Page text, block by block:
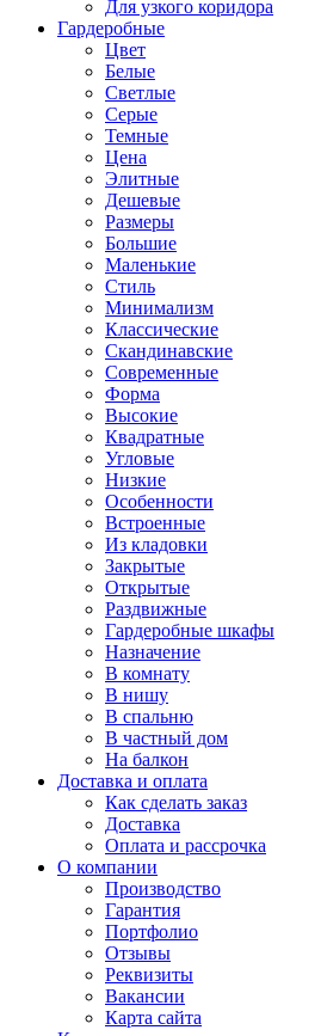
Для узкого коридора
Гардеробные
Цвет
Белые
Светлые
Серые
Темные
Цена
Элитные
Дешевые
Размеры
Большие
Маленькие
Стиль
Минимализм
Классические
Скандинавские
Современные
Форма
Высокие
Квадратные
Угловые
Низкие
Особенности
Встроенные
Из кладовки
Закрытые
Открытые
Раздвижные
Гардеробные шкафы
Назначение
В комнату
В нишу
В спальню
В частный дом
На балкон
Доставка и оплата
Как сделать заказ
Доставка
Оплата и рассрочка
О компании
Производство
Гарантия
Портфолио
Отзывы
Реквизиты
Вакансии
Карта сайта